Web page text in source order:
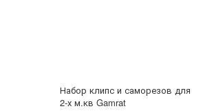
Набор клипс и саморезов для
2-х м.кв Gamrat